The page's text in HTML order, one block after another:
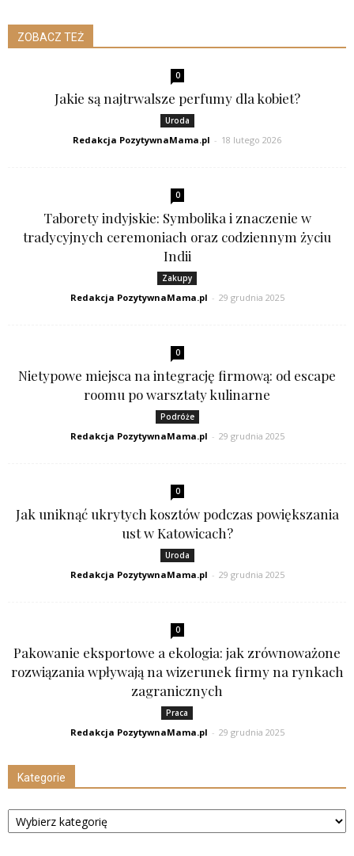
ZOBACZ TEŻ
0
Jakie są najtrwalsze perfumy dla kobiet?
Uroda
Redakcja PozytywnaMama.pl - 18 lutego 2026
0
Taborety indyjskie: Symbolika i znaczenie w
tradycyjnych ceremoniach oraz codziennym życiu
Indii
Zakupy
Redakcja PozytywnaMama.pl - 29 grudnia 2025
0
Nietypowe miejsca na integrację firmową: od escape
roomu po warsztaty kulinarne
Podróże
Redakcja PozytywnaMama.pl - 29 grudnia 2025
0
Jak uniknąć ukrytych kosztów podczas powiększania
ust w Katowicach?
Uroda
Redakcja PozytywnaMama.pl - 29 grudnia 2025
0
Pakowanie eksportowe a ekologia: jak zrównoważone
rozwiązania wpływają na wizerunek firmy na rynkach
zagranicznych
Praca
Redakcja PozytywnaMama.pl - 29 grudnia 2025
Kategorie
Kategorie